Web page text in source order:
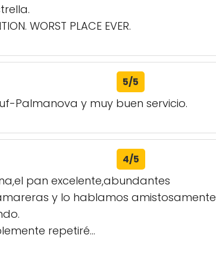
WORST PLACE EVER.
5/5
Palmanova y muy buen servicio.
4/5
pan excelente,abundantes
y lo hablamos amistosamente
repetiré...